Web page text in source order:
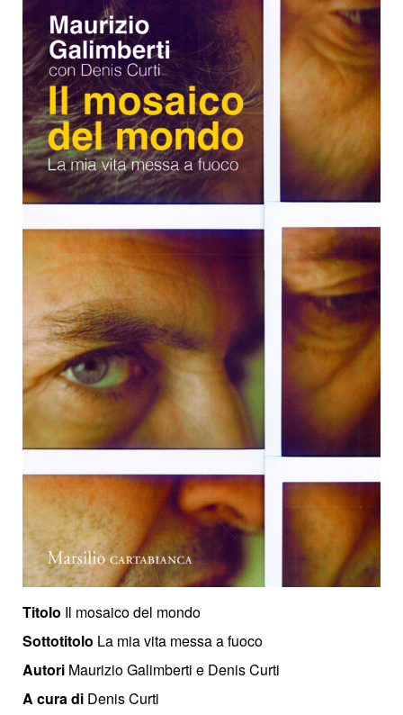
Titolo Il mosaico del mondo
Sottotitolo La mia vita messa a fuoco
Autori Maurizio Galimberti e Denis Curti
A cura di Denis Curti